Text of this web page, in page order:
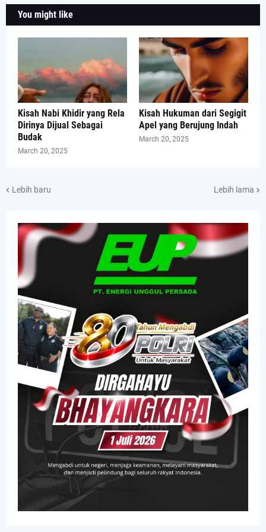
You might like
Kisah Nabi Khidir yang Rela
Dirinya Dijual Sebagai
Budak
March 20, 2025
Kisah Hukuman dari Segigit
Apel yang Berujung Indah
March 20, 2025
Lebih baru Lebih lama